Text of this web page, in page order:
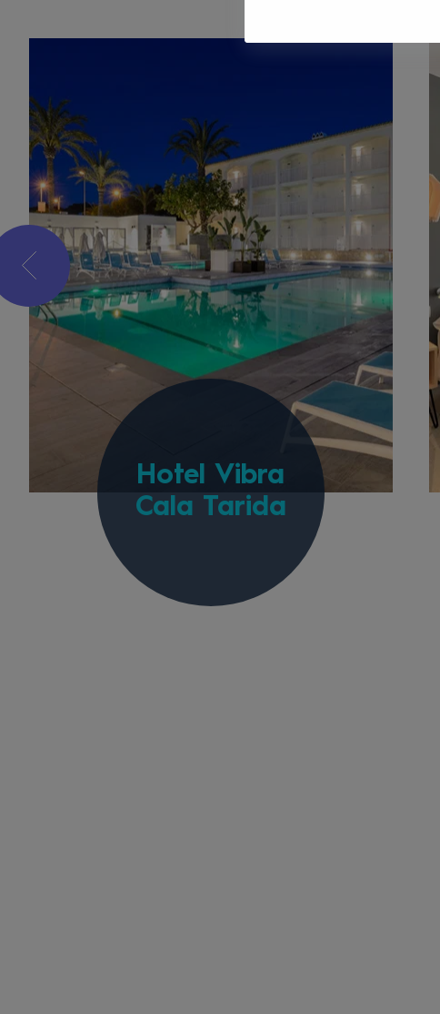
Hotel Vibra
Cala Tarida